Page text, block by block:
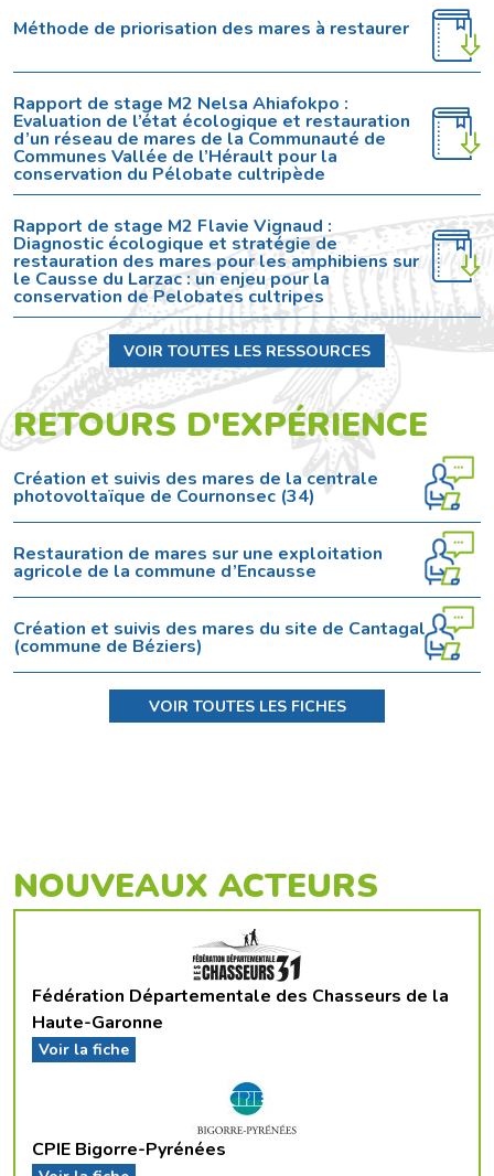
Méthode de priorisation des mares à restaurer
Rapport de stage M2 Nelsa Ahiafokpo :
Evaluation de l’état écologique et restauration
d’un réseau de mares de la Communauté de
Communes Vallée de l’Hérault pour la
conservation du Pélobate cultripède
Rapport de stage M2 Flavie Vignaud :
Diagnostic écologique et stratégie de
restauration des mares pour les amphibiens sur
le Causse du Larzac : un enjeu pour la
conservation de Pelobates cultripes
VOIR TOUTES LES RESSOURCES
RETOURS D'EXPÉRIENCE
Création et suivis des mares de la centrale
photovoltaïque de Cournonsec (34)
Restauration de mares sur une exploitation
agricole de la commune d’Encausse
Création et suivis des mares du site de Cantagal
(commune de Béziers)
VOIR TOUTES LES FICHES
NOUVEAUX ACTEURS
Fédération Départementale des Chasseurs de la
Haute-Garonne
Voir la fiche
CPIE Bigorre-Pyrénées